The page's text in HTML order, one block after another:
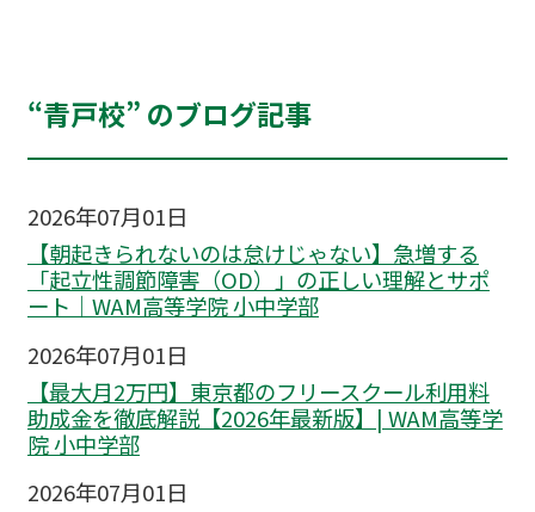
“青戸校” のブログ記事
2026年07月01日
【朝起きられないのは怠けじゃない】急増する
「起立性調節障害（OD）」の正しい理解とサポ
ート｜WAM高等学院 小中学部
2026年07月01日
【最大月2万円】東京都のフリースクール利用料
助成金を徹底解説【2026年最新版】| WAM高等学
院 小中学部
2026年07月01日